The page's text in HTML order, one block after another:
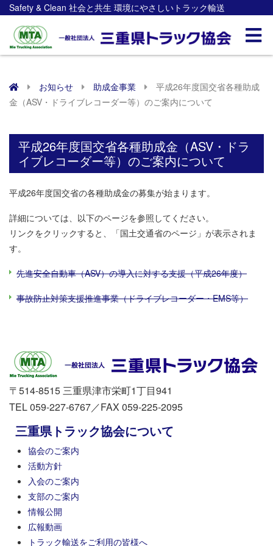
Safety & Clean 社会と共生 環境にやさしいトラック輸送
お知らせ 助成金事業
平成26年度国交省各種助成
金（ASV・ドライブレコーダー等）のご案内について
平成26年度国交省各種助成金（ASV・ドラ
イブレコーダー等）のご案内について
平成26年度国交省の各種助成金の募集が始まります。
詳細については、以下のページを参照してください。
リンクをクリックすると、「国土交通省のページ」が表示されま
す。
先進安全自動車（ASV）の導入に対する支援（平成26年度）
事故防止対策支援推進事業（ドライブレコーダー・EMS等）
〒514-8515 三重県津市栄町1丁目941
TEL 059-227-6767／FAX 059-225-2095
三重県トラック協会について
協会のご案内
活動方針
入会のご案内
支部のご案内
情報公開
広報動画
トラック輸送をご利用の皆様へ